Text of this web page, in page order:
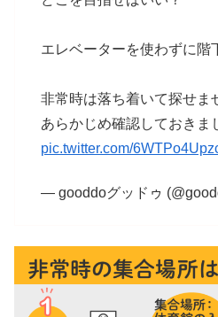
エレベーターを使わずに階
非常時は落ち着いて探せま
あらかじめ確認しておきま
pic.twitter.com/
— gooddoグッドゥ